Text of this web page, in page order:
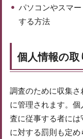
パソコンやスマ
する方法
個人情報の取
調査のために収集
に管理されます。
査に従事する者に
に対する罰則も定め